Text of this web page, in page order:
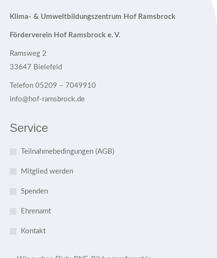
Klima- & Umweltbildungszentrum Hof Ramsbrock
Förderverein Hof Ramsbrock e. V.
Ramsweg 2
33647 Bielefeld
Telefon 05209 – 7049910
info@hof-ramsbrock.de
Service
Teilnahmebedingungen (AGB)
Mitglied werden
Spenden
Ehrenamt
Kontakt